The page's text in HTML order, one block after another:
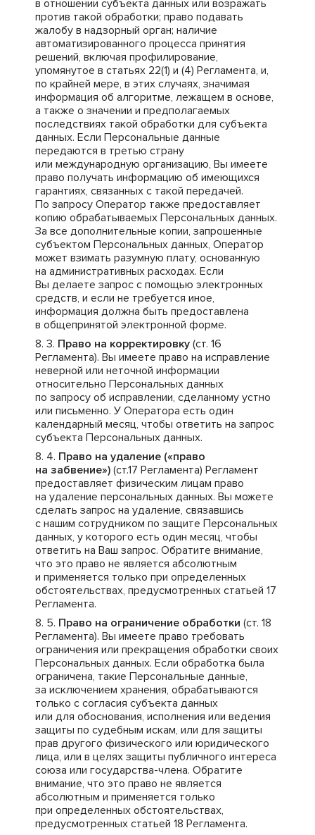
в отношении субъекта данных или возражать
против такой обработки; право подавать
жалобу в надзорный орган; наличие
автоматизированного процесса принятия
решений, включая профилирование,
упомянутое в статьях 22(1) и (4) Регламента, и,
по крайней мере, в этих случаях, значимая
информация об алгоритме, лежащем в основе,
а также о значении и предполагаемых
последствиях такой обработки для субъекта
данных. Если Персональные данные
передаются в третью страну
или международную организацию, Вы имеете
право получать информацию об имеющихся
гарантиях, связанных с такой передачей.
По запросу Оператор также предоставляет
копию обрабатываемых Персональных данных.
За все дополнительные копии, запрошенные
субъектом Персональных данных, Оператор
может взимать разумную плату, основанную
на административных расходах. Если
Вы делаете запрос с помощью электронных
средств, и если не требуется иное,
информация должна быть предоставлена
в общепринятой электронной форме.
Право на корректировку (ст. 16
Регламента). Вы имеете право на исправление
неверной или неточной информации
относительно Персональных данных
по запросу об исправлении, сделанному устно
или письменно. У Оператора есть один
календарный месяц, чтобы ответить на запрос
субъекта Персональных данных.
Право на удаление («право
на забвение») (ст.17 Регламента) Регламент
предоставляет физическим лицам право
на удаление персональных данных. Вы можете
сделать запрос на удаление, связавшись
с нашим сотрудником по защите Персональных
данных, у которого есть один месяц, чтобы
ответить на Ваш запрос. Обратите внимание,
что это право не является абсолютным
и применяется только при определенных
обстоятельствах, предусмотренных статьей 17
Регламента.
Право на ограничение обработки (ст. 18
Регламента). Вы имеете право требовать
ограничения или прекращения обработки своих
Персональных данных. Если обработка была
ограничена, такие Персональные данные,
за исключением хранения, обрабатываются
только с согласия субъекта данных
или для обоснования, исполнения или ведения
защиты по судебным искам, или для защиты
прав другого физического или юридического
лица, или в целях защиты публичного интереса
союза или государства-члена. Обратите
внимание, что это право не является
абсолютным и применяется только
при определенных обстоятельствах,
предусмотренных статьей 18 Регламента.